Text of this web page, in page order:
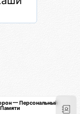
— Персональный